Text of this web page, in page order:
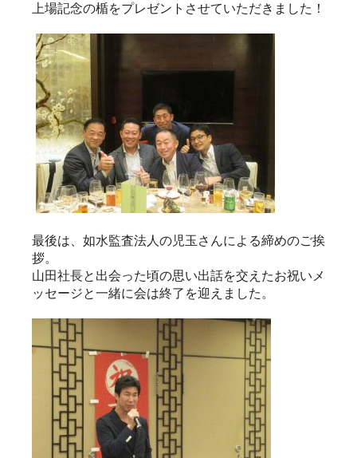
上場記念の楯をプレゼントさせていただきました！
最後は、如水監査法人の児玉さんによる締めのご挨
拶。
山田社長と出会った頃の思い出話を交えたお祝いメ
ッセージと一緒に会は終了を迎えました。